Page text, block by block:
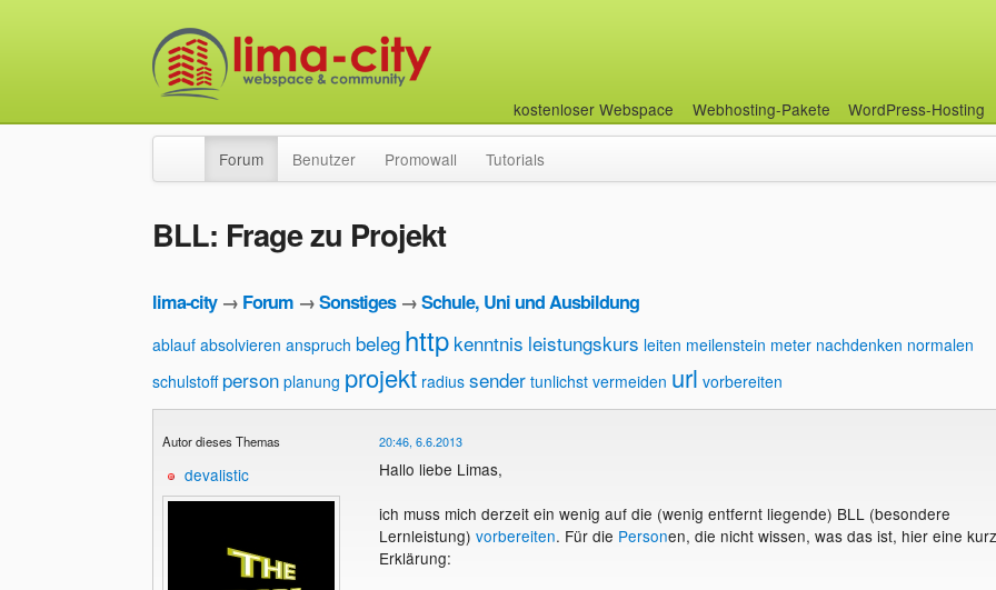
kostenloser Webspace Webhosting-Pakete WordPress-Hosting
Forum Benutzer Promowall Tutorials
BLL: Frage zu Projekt
lima-city→ Forum →Sonstiges→Schule, Uni und Ausbildung
ablauf absolvieren anspruch beleg http kenntnis leistungskurs leiten meilenstein meter nachdenken normalen
schulstoff person planung projekt radius sender tunlichst vermeiden url vorbereiten
Autor dieses Themas
devalistic
20:46, 6.6.2013
Hallo liebe Limas,
ich muss mich derzeit ein wenig auf die (wenig entfernt liegende) BLL (besondere
Lernleistung) vorbereiten. Für die Personen, die nicht wissen, was das ist, hier eine
Erklärung: